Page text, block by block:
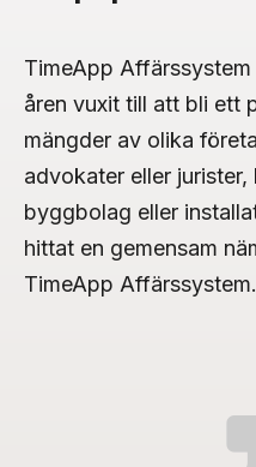
TimeApp
åren vuxit till att bli ett
mängder av olika
advokater eller
byggbolag eller
hittat en gemensam
TimeApp Affärssystem.